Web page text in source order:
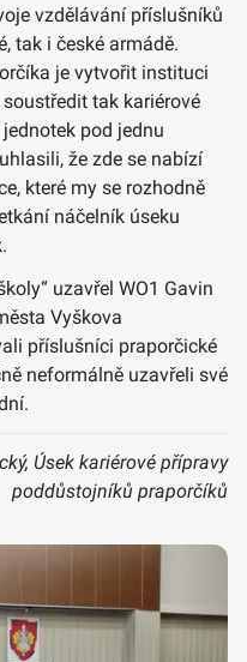
vzdělávání příslušníků
tak i české armádě.
je vytvořit instituci
tak kariérové
pod jednu
že zde se nabízí
které my se rozhodně
náčelník úseku
uzavřel WO1 Gavin
Vyškova
příslušníci praporčické
neformálně uzavřeli své
Úsek kariérové přípravy
poddůstojníků praporčíků